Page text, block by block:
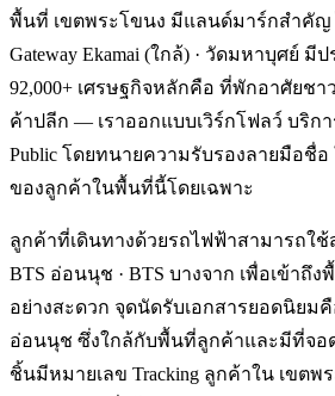
พื้นที่ เขตพระโขนง มีแลนด์มาร์กสำคัญ
Gateway Ekamai (ใกล้) · วัดมหาบุศย์
92,000+ เศรษฐกิจหลักคือ ที่พักอาศัยชา
ค้าปลีก — เราออกแบบเวิร์กโฟลว์ บริกา
Public โดยทนายความรับรองลายมือชื่
ของลูกค้าในพื้นที่นี้โดยเฉพาะ
ลูกค้าที่เดินทางด้วยรถไฟฟ้าสามารถใช้
BTS อ่อนนุช · BTS บางจาก เพื่อเข้าถึ
อย่างสะดวก จุดนัดรับเอกสารยอดนิยมคื
อ่อนนุช ซึ่งใกล้กับพื้นที่ลูกค้าและมีที่จอ
ชิ้นมีหมายเลข Tracking ลูกค้าใน เขตพ